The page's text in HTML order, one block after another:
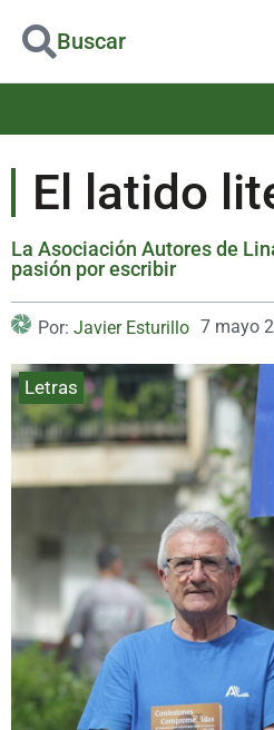
Buscar
El latido
La Asociación Autores de
pasión por escribir
Por: Javier Esturillo 7 mayo
Letras